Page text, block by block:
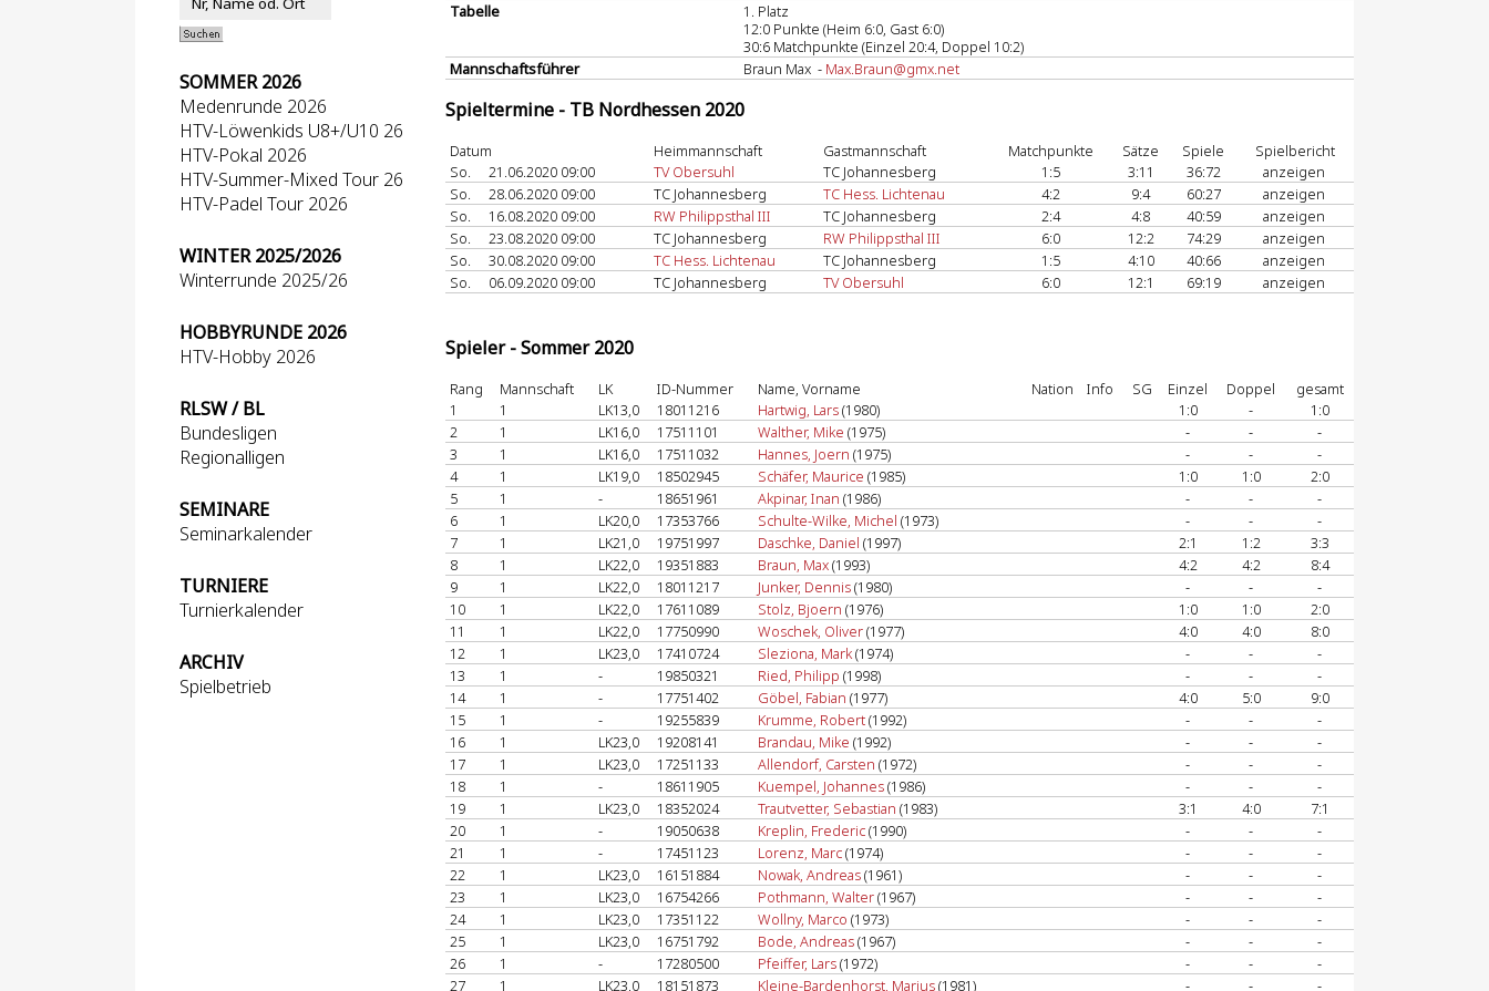
SOMMER 2026
Medenrunde 2026
HTV-Löwenkids U8+/U10 26
HTV-Pokal 2026
HTV-Summer-Mixed Tour 26
HTV-Padel Tour 2026
WINTER 2025/2026
Winterrunde 2025/26
HOBBYRUNDE 2026
HTV-Hobby 2026
RLSW / BL
Bundesligen
Regionalligen
SEMINARE
Seminarkalender
TURNIERE
Turnierkalender
ARCHIV
Spielbetrieb
Tabelle
1. Platz
12:0 Punkte (Heim 6:0, Gast 6:0)
30:6 Matchpunkte (Einzel 20:4, Doppel 10:2)
Mannschaftsführer
Braun Max - Max.Braun@gmx.net
Spieltermine - TB Nordhessen 2020
Datum Heimmannschaft Gastmannschaft Matchpunkte Sätze Spiele
Spielbericht
So.
21.06.2020 09:00 TV Obersuhl TC Johannesberg 1:5 3:11 36:72
anzeigen
So.
28.06.2020 09:00 TC Johannesberg TC Hess. Lichtenau 4:2 9:4 60:27
anzeigen
So.
16.08.2020 09:00 RW Philippsthal III TC Johannesberg 2:4 4:8 40:59
anzeigen
So.
23.08.2020 09:00 TC Johannesberg RW Philippsthal III 6:0 12:2 74:29
anzeigen
So.
30.08.2020 09:00 TC Hess. Lichtenau TC Johannesberg 1:5 4:10 40:66
anzeigen
So.
06.09.2020 09:00 TC Johannesberg TV Obersuhl 6:0 12:1 69:19 anzeigen
Spieler - Sommer 2020
Rang Mannschaft LK ID-Nummer Name, Vorname Nation Info SG Einzel Doppel
gesamt
1
1 LK13,0 18011216 Hartwig, Lars(1980) 1:0 -
1:0
2
1 LK16,0 17511101 Walther, Mike (1975) - -
-
3
1 LK16,0 17511032 Hannes, Joern (1975) - -
-
4
1 LK19,0 18502945 Schäfer, Maurice (1985) 1:0 1:0
2:0
5
1 - 18651961 Akpinar, Inan (1986) - -
-
6
1 LK20,0 17353766 Schulte-Wilke, Michel (1973) - -
-
7
1 LK21,0 19751997 Daschke, Daniel (1997) 2:1 1:2
3:3
8
1 LK22,0 19351883 Braun, Max(1993) 4:2 4:2
8:4
9
1 LK22,0 18011217 Junker, Dennis(1980) - -
-
10
1 LK22,0 17611089 Stolz, Bjoern (1976) 1:0 1:0
2:0
11
1 LK22,0 17750990 Woschek, Oliver(1977) 4:0 4:0
8:0
12
1 LK23,0 17410724 Sleziona, Mark(1974) - -
-
13
1 - 19850321 Ried, Philipp (1998) - -
-
14
1 - 17751402 Göbel, Fabian (1977) 4:0 5:0
9:0
15
1 - 19255839 Krumme, Robert(1992) - -
-
16
1 LK23,0 19208141 Brandau, Mike (1992) - -
-
17
1 LK23,0 17251133 Allendorf, Carsten (1972) - -
-
18
1 - 18611905 Kuempel, Johannes(1986) - -
-
19
1 LK23,0 18352024 Trautvetter, Sebastian (1983) 3:1 4:0
7:1
20
1 - 19050638 Kreplin, Frederic(1990) - -
-
21
1 - 17451123 Lorenz, Marc(1974) - -
-
22
1 LK23,0 16151884 Nowak, Andreas(1961) - -
-
23
1 LK23,0 16754266 Pothmann, Walter(1967) - -
-
24
1 LK23,0 17351122 Wollny, Marco (1973) - -
-
25
1 LK23,0 16751792 Bode, Andreas(1967) - -
-
26
1 - 17280500 Pfeiffer, Lars(1972) - -
-
27
1 LK23,0 18151873 Kleine-Bardenhorst, Marius(1981) - - -